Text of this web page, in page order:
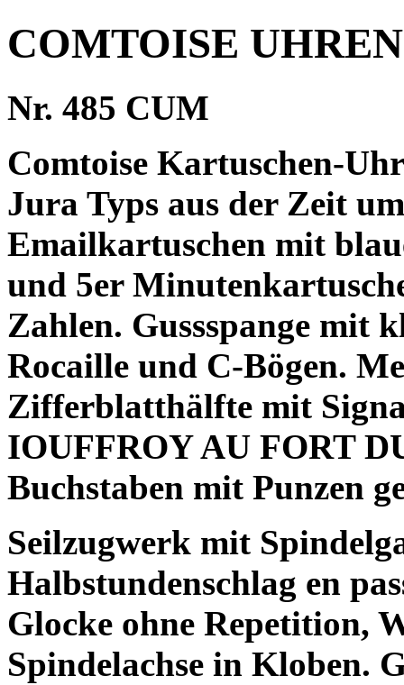
COMTOISE
Nr. 485 CUM
Comtoise Kartuschen-
Jura Typs aus der Zeit
Emailkartuschen mit
und 5er
Zahlen. Gussspange mit
Rocaille und C-Bögen.
Zifferblatthälfte mit
IOUFFROY AU FORT
Buchstaben mit Punzen
Seilzugwerk mit
Halbstundenschlag en
Glocke ohne Repetition,
Spindelachse in Kloben.